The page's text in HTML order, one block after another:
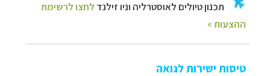
טיסות ישירות לגואה